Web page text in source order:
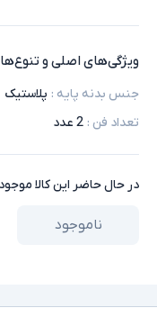
ویژگی‌های اصلی و تنوع‌ها
جنس بدنه پایه : پلاستیک
تعداد فن : 2 عدد
در حال حاضر این کالا
ناموجود